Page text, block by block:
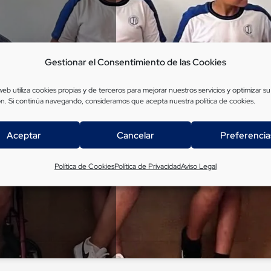
Gestionar el Consentimiento de las Cookies
utiliza cookies propias y de terceros para mejorar nuestros servicios y optimizar su
Si continúa navegando, consideramos que acepta nuestrapolítica de cookies.
Aceptar Cancelar
Política de CookiesPolítica de PrivacidadAviso Legal
aceptar cookies de
permitir este contenido